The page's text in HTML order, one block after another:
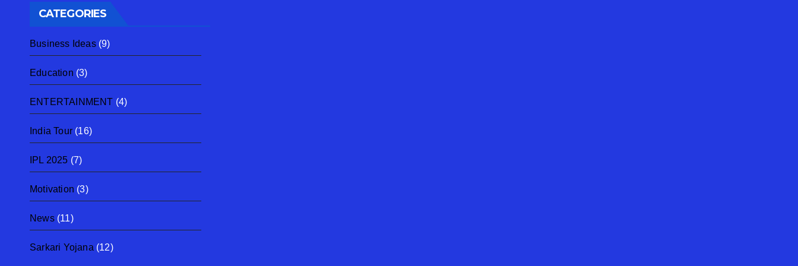
CATEGORIES
Business Ideas(9)
Education (3)
ENTERTAINMENT (4)
India Tour (16)
IPL 2025 (7)
Motivation (3)
News(11)
Sarkari Yojana (12)